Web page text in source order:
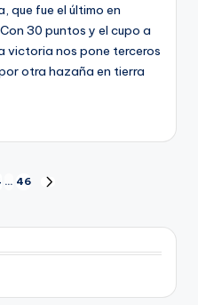
que fue el último en
30 puntos y el cupo a
victoria nos pone terceros
otra hazaña en tierra
… 46